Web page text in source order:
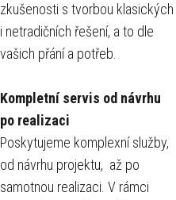
zkušenosti s tvorbou klasických
i netradičních řešení, a to dle
vašich přání a potřeb.
Kompletní servis od návrhu
po realizaci
Poskytujeme komplexní služby,
od návrhu projektu, až po
samotnou realizaci. V rámci